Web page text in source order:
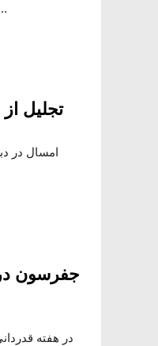
جمعه، ۸ مه، اختتامیه
تجلیل از
امسال در
جفرسون در
در هفته